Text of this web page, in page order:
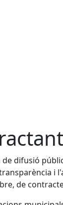
difusió
i
de